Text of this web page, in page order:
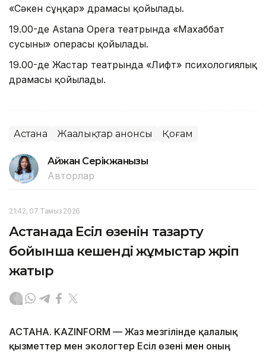
«Сәкен сұңқар» драмасы қойылады.
19.00-де Astana Opera театрында «Махаббат
сусыны» операсы қойылады.
19.00-де Жастар театрында «Лифт» психологиялық
драмасы қойылады.
Астана Жаңалықтар анонсы Қоғам
Айжан Серікжанқызы
Авторлар
21:42, 07 Тамыз 2026
Астанада Есіл өзенін тазарту
бойынша кешенді жұмыстар жүріп
жатыр
АСТАНА. KAZINFORM — Жаз мезгілінде қалалық
қызметтер мен экологтер Есіл өзені мен оның